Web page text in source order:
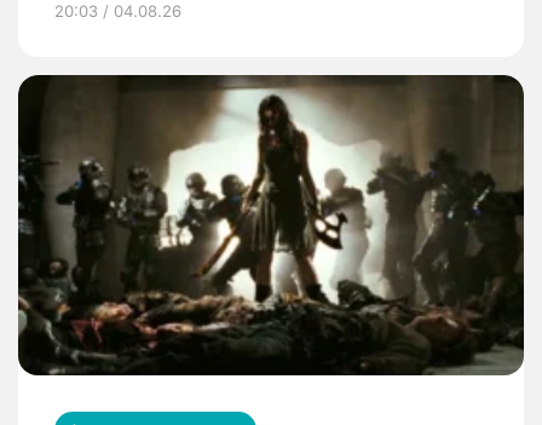
20:03 / 04.08.26